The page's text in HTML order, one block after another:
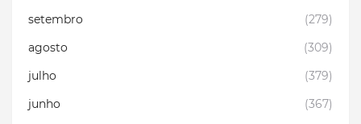
setembro
(279)
agosto
(309)
julho
(379)
junho
(367)